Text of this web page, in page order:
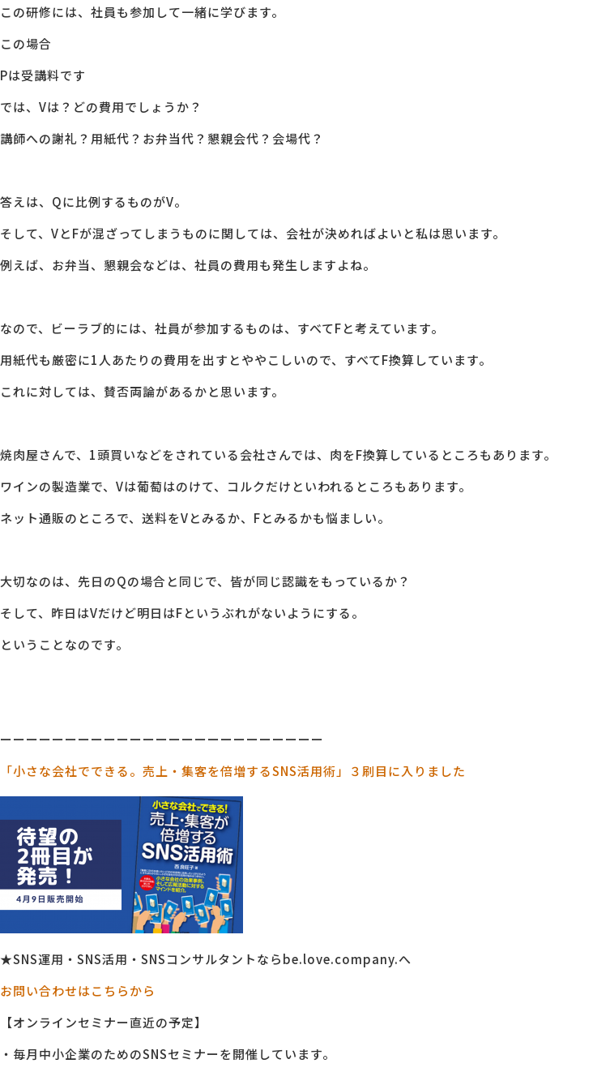
この研修には、社員も参加して一緒に学びます。
この場合
Pは受講料です
では、Vは？どの費用でしょうか？
講師への謝礼？用紙代？お弁当代？懇親会代？会場代？
答えは、Qに比例するものがV。
そして、VとFが混ざってしまうものに関しては、会社が決めればよいと私は思います。
例えば、お弁当、懇親会などは、社員の費用も発生しますよね。
なので、ビーラブ的には、社員が参加するものは、すべてFと考えています。
用紙代も厳密に1人あたりの費用を出すとややこしいので、すべてF換算しています。
これに対しては、賛否両論があるかと思います。
焼肉屋さんで、1頭買いなどをされている会社さんでは、肉をF換算しているところもあります。
ワインの製造業で、Vは葡萄はのけて、コルクだけといわれるところもあります。
ネット通販のところで、送料をVとみるか、Fとみるかも悩ましい。
大切なのは、先日のQの場合と同じで、皆が同じ認識をもっているか？
そして、昨日はVだけど明日はFというぶれがないようにする。
ということなのです。
ーーーーーーーーーーーーーーーーーーーーーーーーー
「小さな会社でできる。売上・集客を倍増するSNS活用術」３刷目に入りました
★SNS運用・SNS活用・SNSコンサルタントならbe.love.company.へ
お問い合わせはこちらから
【オンラインセミナー直近の予定】
・毎月中小企業のためのSNSセミナーを開催しています。